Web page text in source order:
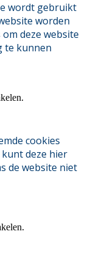
wordt gebruikt
worden
deze website
te kunnen
cookies
deze hier
de website niet